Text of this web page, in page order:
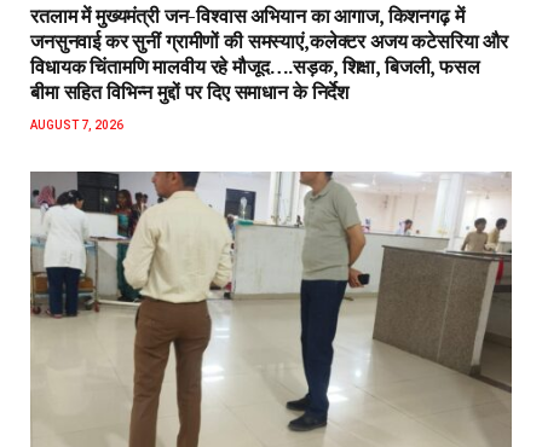
रतलाम में मुख्यमंत्री जन-विश्वास अभियान का आगाज, किशनगढ़ में
जनसुनवाई कर सुनीं ग्रामीणों की समस्याएं,कलेक्टर अजय कटेसरिया और
विधायक चिंतामणि मालवीय रहे मौजूद….सड़क, शिक्षा, बिजली, फसल
बीमा सहित विभिन्न मुद्दों पर दिए समाधान के निर्देश
AUGUST 7, 2026